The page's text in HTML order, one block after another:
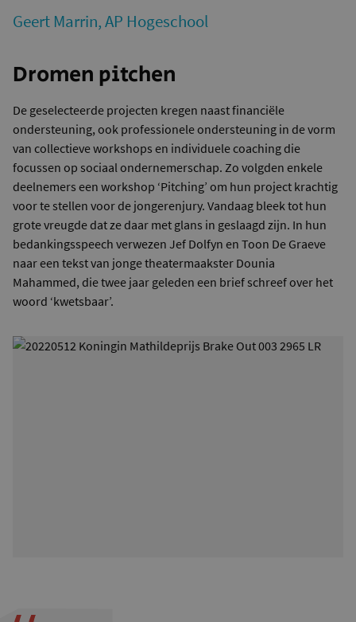
Geert Marrin, AP Hogeschool
Dromen pitchen
De geselecteerde projecten kregen naast financiële
ondersteuning, ook professionele ondersteuning in de vorm
van collectieve workshops en individuele coaching die
focussen op sociaal ondernemerschap. Zo volgden enkele
deelnemers een workshop ‘Pitching’ om hun project krachtig
voor te stellen voor de jongerenjury. Vandaag bleek tot hun
grote vreugde dat ze daar met glans in geslaagd zijn. In hun
bedankingsspeech verwezen Jef Dolfyn en Toon De Graeve
naar een tekst van jonge theatermaakster Dounia
Mahammed, die twee jaar geleden een brief schreef over het
woord ‘kwetsbaar’.